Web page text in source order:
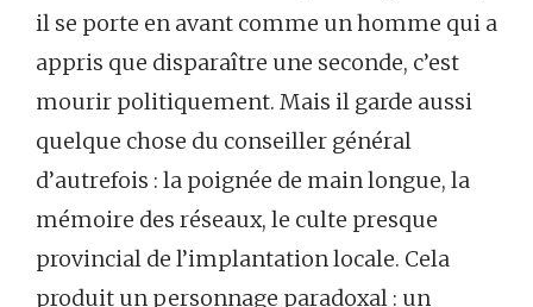
il se porte en avant comme un homme qui a
appris que disparaître une seconde, c’est
mourir politiquement. Mais il garde aussi
quelque chose du conseiller général
d’autrefois : la poignée de main longue, la
mémoire des réseaux, le culte presque
provincial de l’implantation locale. Cela
produit un personnage paradoxal : un